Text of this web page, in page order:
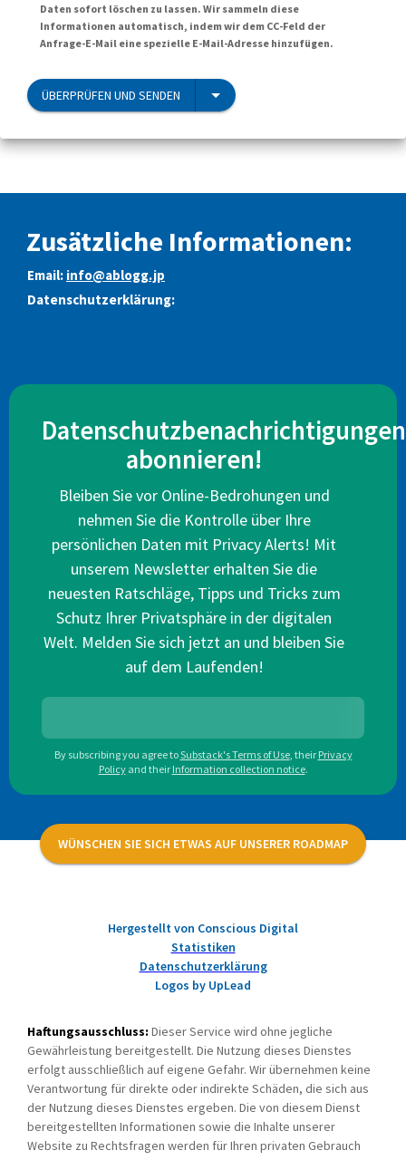
Daten sofort löschen zu lassen. Wir sammeln diese
Informationen automatisch, indem wir dem CC-Feld der
Anfrage-E-Mail eine spezielle E-Mail-Adresse hinzufügen.
ÜBERPRÜFEN UND SENDEN
Zusätzliche Informationen:
Email: info@ablogg.jp
Datenschutzerklärung:
Datenschutzbenachrichtigungen
abonnieren!
Bleiben Sie vor Online-Bedrohungen und
nehmen Sie die Kontrolle über Ihre
persönlichen Daten mit Privacy Alerts! Mit
unserem Newsletter erhalten Sie die
neuesten Ratschläge, Tipps und Tricks zum
Schutz Ihrer Privatsphäre in der digitalen
Welt. Melden Sie sich jetzt an und bleiben Sie
auf dem Laufenden!
By subscribing you agree toSubstack's Terms of Use, their Privacy
Policy and their Information collection notice.
WÜNSCHEN SIE SICH ETWAS AUF UNSERER ROADMAP
Hergestellt von Conscious Digital
Statistiken
Datenschutzerklärung
Logos by UpLead
Haftungsausschluss: Dieser Service wird ohne jegliche
Gewährleistung bereitgestellt. Die Nutzung dieses Dienstes
erfolgt ausschließlich auf eigene Gefahr. Wir übernehmen keine
Verantwortung für direkte oder indirekte Schäden, die sich aus
der Nutzung dieses Dienstes ergeben. Die von diesem Dienst
bereitgestellten Informationen sowie die Inhalte unserer
Website zu Rechtsfragen werden für Ihren privaten Gebrauch